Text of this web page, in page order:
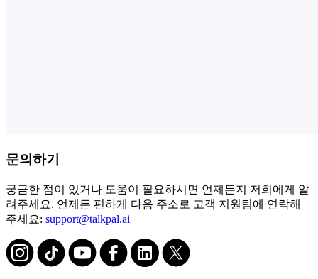
문의하기
궁금한 점이 있거나 도움이 필요하시면 언제든지 저희에게 알
려주세요. 언제든 편하게 다음 주소로 고객 지원팀에 연락해
주세요: support@talkpal.ai